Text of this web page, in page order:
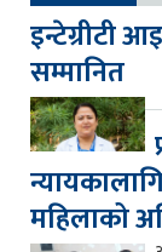
इन्टेग्रीटी
सम्मानित
महिलाको